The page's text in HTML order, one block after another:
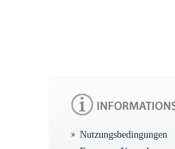
Nutzungsbedingungen